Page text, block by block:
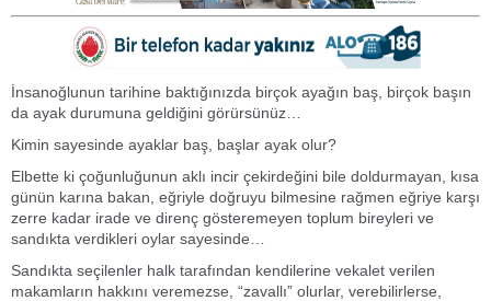
İnsanoğlunun tarihine baktığınızda birçok ayağın baş, birçok başın
da ayak durumuna geldiğini görürsünüz…
Kimin sayesinde ayaklar baş, başlar ayak olur?
Elbette ki çoğunluğunun aklı incir çekirdeğini bile doldurmayan, kısa
günün karına bakan, eğriyle doğruyu bilmesine rağmen eğriye karşı
zerre kadar irade ve direnç gösteremeyen toplum bireyleri ve
sandıkta verdikleri oylar sayesinde…
Sandıkta seçilenler halk tarafından kendilerine vekalet verilen
makamların hakkını veremezse, “zavallı” olurlar, verebilirlerse,